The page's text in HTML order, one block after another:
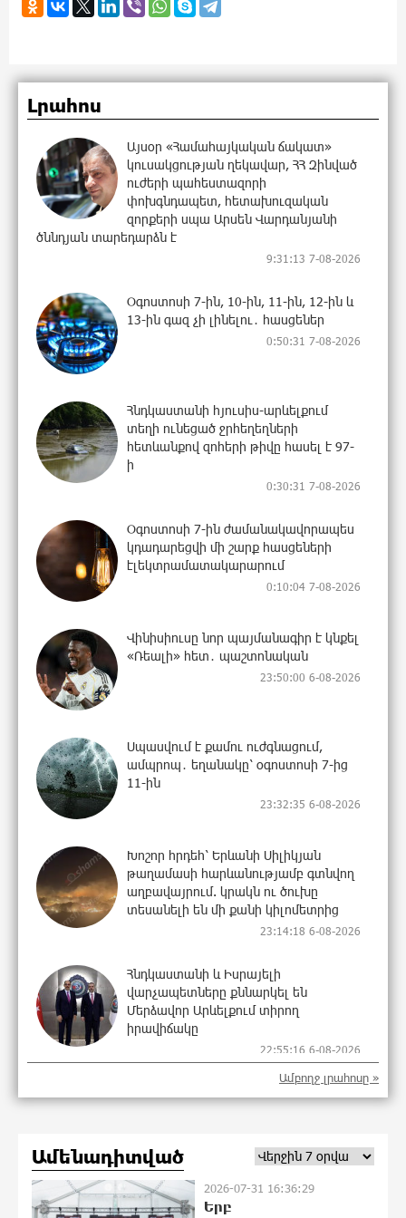
Լրահոս
Այսօր «Համահայկական ճակատ»
կուսակցության ղեկավար, ՀՀ Զինված
ուժերի պահեստազորի
փոխգնդապետ, հետախուզական
զորքերի սպա Արսեն Վարդանյանի
ծննդյան տարեդարձն է
9:31:13 7-08-2026
Օգոստոսի 7-ին, 10-ին, 11-ին, 12-ին և
13-ին գազ չի լինելու․ հասցեներ
0:50:31 7-08-2026
Հնդկաստանի հյուսիս-արևելքում
տեղի ունեցած ջրհեղեղների
հետևանքով զոհերի թիվը հասել է 97-
ի
0:30:31 7-08-2026
Օգոստոսի 7-ին ժամանակավորապես
կդադարեցվի մի շարք հասցեների
էլեկտրամատակարարում
0:10:04 7-08-2026
Վինիսիուսը նոր պայմանագիր է կնքել
«Ռեալի» հետ․ պաշտոնական
23:50:00 6-08-2026
Սպասվում է քամու ուժգնացում,
ամպրոպ․ եղանակը՝ օգոստոսի 7-ից
11-ին
23:32:35 6-08-2026
Խոշոր հրդեհ՝ Երևանի Սիլիկյան
թաղամասի հարևանությամբ գտնվող
աղբավայրում. կրակն ու ծուխը
տեսանելի են մի քանի կիլոմետրից
23:14:18 6-08-2026
Հնդկաստանի և Իսրայելի
վարչապետները քննարկել են
Մերձավոր Արևելքում տիրող
իրավիճակը
22:55:16 6-08-2026
22:37:22 6-08-2026
Իրանը և Օմանը պլանավորում են
Ամբողջ լրահոսը »
Ամենադիտված
2026-07-31 16:36:29
Երբ